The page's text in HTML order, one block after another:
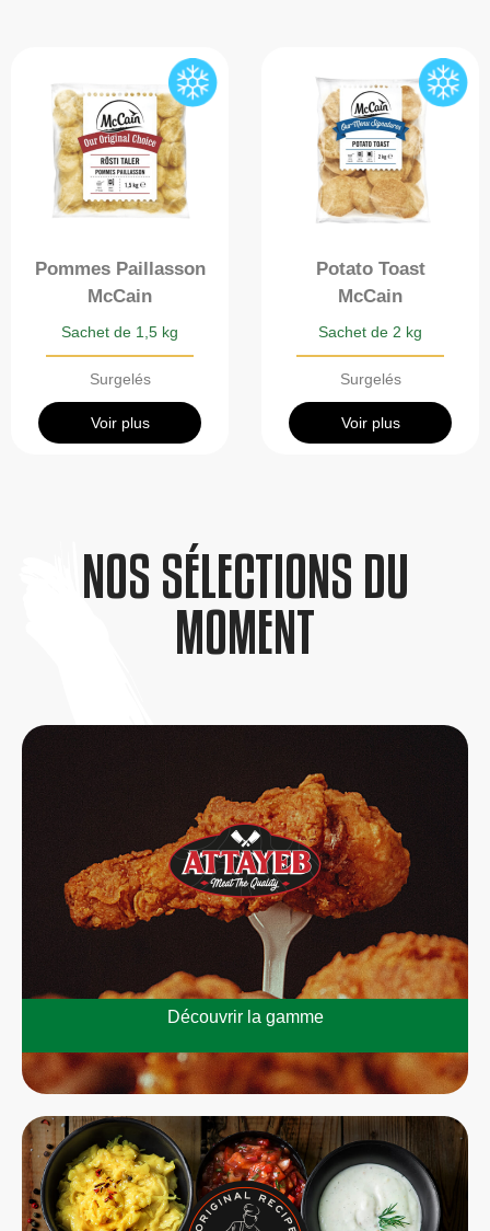
Pommes Paillasson
McCain
Sachet de 1,5 kg
Surgelés
Voir plus
Potato Toast
McCain
Sachet de 2 kg
Surgelés
Voir plus
NOS SÉLECTIONS DU
MOMENT
Découvrir la gamme